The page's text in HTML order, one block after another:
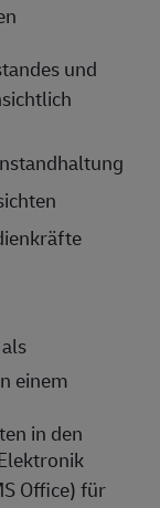
und
als
einem
in den
Office) für